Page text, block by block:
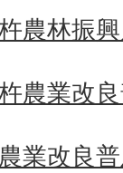
農林振
農業改
業改良